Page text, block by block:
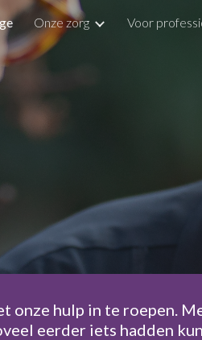
Onze zorg Voor
onze hulp in te roepen.
eerder iets hadden